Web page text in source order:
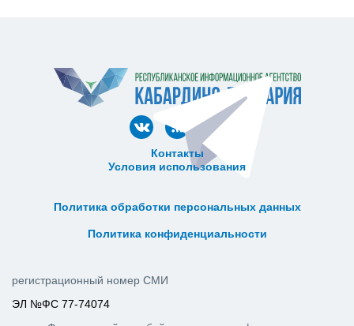
Контакты
Условия использования
Политика обработки персональных данных
Политика конфиденциальности
регистрационный номер СМИ
ЭЛ №ФС 77-74074